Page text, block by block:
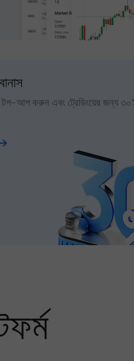
টপ-আপ করুন এবং ট্রেডিংয়ের জন্য